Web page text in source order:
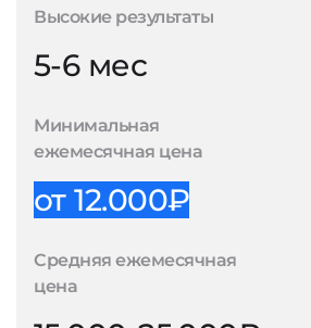
Высокие результаты
5-6 мес
Минимальная
ежемесячная цена
от 12.000₽
Средняя ежемесячная
цена